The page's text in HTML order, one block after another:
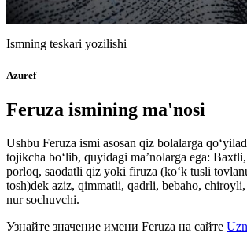
Ismning teskari yozilishi
Azuref
Feruza ismining ma'nosi
Ushbu Feruza ismi asosan qiz bolalarga
tojikcha bo‘lib, quyidagi ma’nolarga ega:
porloq, saodatli qiz yoki firuza (ko‘k tusli
tosh)dek aziz, qimmatli, qadrli, bebaho,
nur sochuvchi.
Узнайте значение имени Feruza на сайте